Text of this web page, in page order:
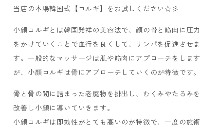
当店の本場韓国式【コルギ】をお試しください☆彡
小顔コルギとは韓国発祥の美容法で、顔の骨と筋肉に圧力
をかけていくことで血行を良くして、リンパを促進させま
す。一般的なマッサージは肌や筋肉にアプローチをします
が、小顔コルギは骨にアプローチしていくのが特徴です。
骨と骨の間に詰まった老廃物を排出し、むくみやたるみを
改善し小顔に導いていきます。
小顔コルギは即効性がとても高いのが特徴で、一度の施術